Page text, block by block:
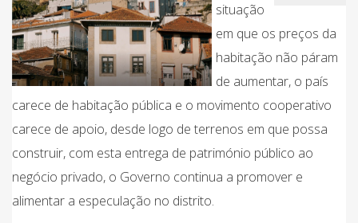
situação
em que os preços da
habitação não páram
de aumentar, o país
carece de habitação pública e o movimento cooperativo
carece de apoio, desde logo de terrenos em que possa
construir, com esta entrega de património público ao
negócio privado, o Governo continua a promover e
alimentar a especulação no distrito.